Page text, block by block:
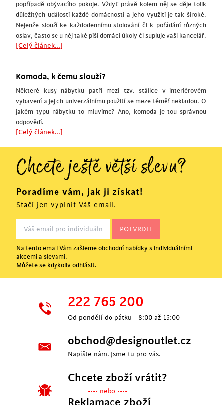
popřípadě obývacího pokoje. Vždyť právě kolem něj se děje tolik
důležitých událostí každé domácnosti a jeho využití je tak široké.
Nejenže slouží ke každodennímu stolování či k pořádání různých
oslav, často se u něj také píší domácí úkoly či supluje vaši kancelář.
[Celý článek...]
Komoda, k čemu slouží?
Některé kusy nábytku patří mezi tzv. stálice v interiérovém
vybavení a jejich univerzálnímu použití se meze téměř nekladou. O
jakém typu nábytku to mluvíme? Ano, komoda je tou správnou
odpovědí.
[Celý článek...]
Chcete ještě větší slevu?
Poradíme vám, jak ji získat!
Stačí jen vyplnit Váš email.
Na tento email Vám zašleme obchodní nabídky s individuálními
akcemi a slevami.
Můžete se kdykoliv odhlásit.
222 765 200
Od pondělí do pátku - 8:00 až 16:00
obchod@designoutlet.cz
Napište nám. Jsme tu pro vás.
Chcete zboží vrátit?
---- nebo ----
Reklamace zboží